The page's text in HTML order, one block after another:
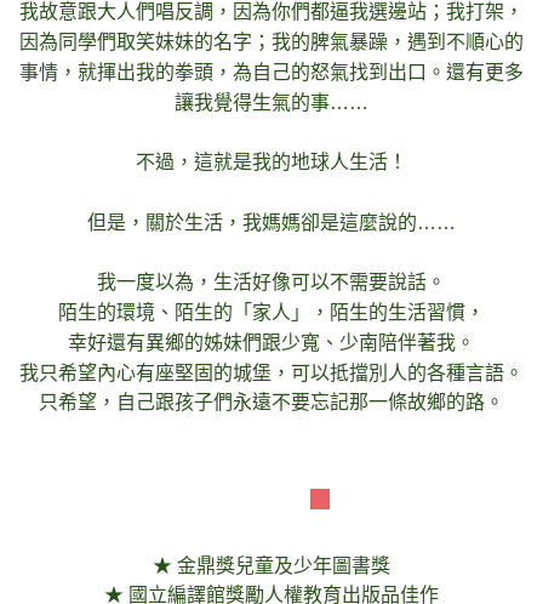
我故意跟大人們唱反調，因為你們都逼我選邊站；我打架，
因為同學們取笑妹妹的名字；我的脾氣暴躁，遇到不順心的
事情，就揮出我的拳頭，為自己的怒氣找到出口。還有更多
讓我覺得生氣的事……
不過，這就是我的地球人生活！
但是，關於生活，我媽媽卻是這麼說的……
我一度以為，生活好像可以不需要說話。
陌生的環境、陌生的「家人」，陌生的生活習慣，
幸好還有異鄉的姊妹們跟少寬、少南陪伴著我。
我只希望內心有座堅固的城堡，可以抵擋別人的各種言語。
只希望，自己跟孩子們永遠不要忘記那一條故鄉的路。
★ 金鼎獎兒童及少年圖書獎
★ 國立編譯館獎勵人權教育出版品佳作